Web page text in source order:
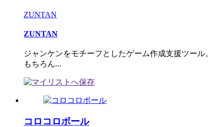
ZUNTAN
ZUNTAN
ジャンケンをモチーフとしたゲーム作成支援ツール。
もちろん...
コロコロボール